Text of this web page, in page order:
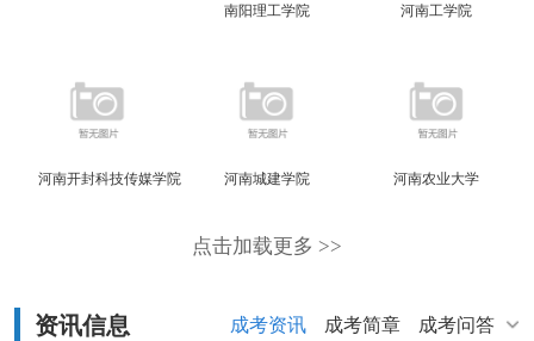
南阳理工学院
河南工学院
河南开封科技传媒学院 河南城建学院 河南农业大学
点击加载更多 >>
资讯信息 成考资讯 成考简章 成考问答